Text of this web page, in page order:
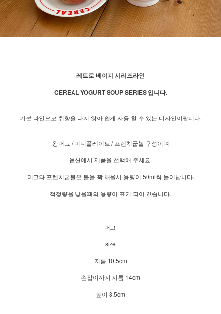
레트로 베이지 시리즈라인
CEREAL YOGURT SOUP SERIES 입니다.
기본 라인으로 취향을 타지 않아 쉽게 사용 할 수 있는 디자인이랍니다.
왕머그 / 미니플레이트 / 프렌치굽볼 구성이며
옵션에서 제품을 선택해 주세요.
머그와 프렌치굽볼은 볼을 꽉 채울시 용량이 50ml씩 늘어납니다.
적정량을 넣을때의 용량이 표기 되어 있습니다.
머그
size
지름 10.5cm
손잡이까지 지름 14cm
높이 8.5cm